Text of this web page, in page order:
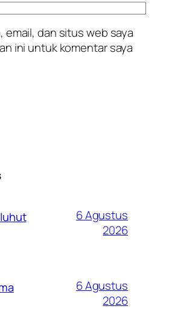
email, dan situs web saya
ini untuk komentar saya
6 Agustus
2026
6 Agustus
2026